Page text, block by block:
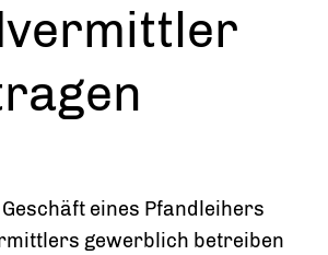
eines Pfandleihers
gewerblich betreiben